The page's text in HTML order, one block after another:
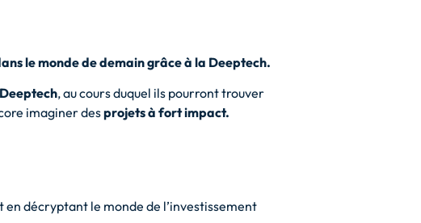
le monde de demain grâce à la Deeptech.
, au cours duquel ils pourront trouver
imaginer desprojets à fort impact.
en décryptant le monde de l’investissement